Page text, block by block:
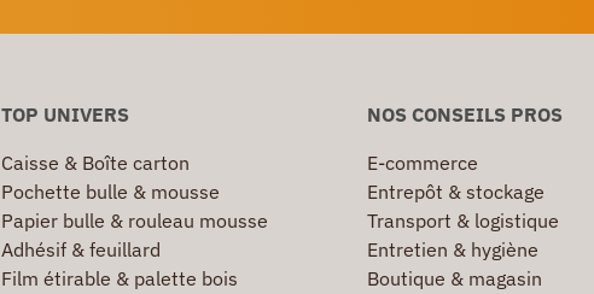
TOP UNIVERS
Caisse & Boîte carton
Pochette bulle & mousse
Papier bulle & rouleau mousse
Adhésif & feuillard
Film étirable & palette bois
NOS CONSEILS PROS
E-commerce
Entrepôt & stockage
Transport & logistique
Entretien & hygiène
Boutique & magasin